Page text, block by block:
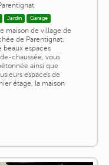
Jardin Garage
maison de village de
de Parentignat,
beaux espaces
chaussée, vous
ainsi que
espaces de
étage, la maison